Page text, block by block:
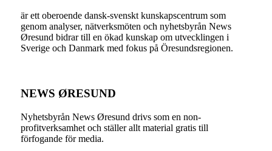
är ett oberoende dansk-svenskt kunskapscentrum som
genom analyser, nätverksmöten och nyhetsbyrån News
Øresund bidrar till en ökad kunskap om utvecklingen i
Sverige och Danmark med fokus på Öresundsregionen.
NEWS ØRESUND
Nyhetsbyrån News Øresund drivs som en non-
profitverksamhet och ställer allt material gratis till
förfogande för media.